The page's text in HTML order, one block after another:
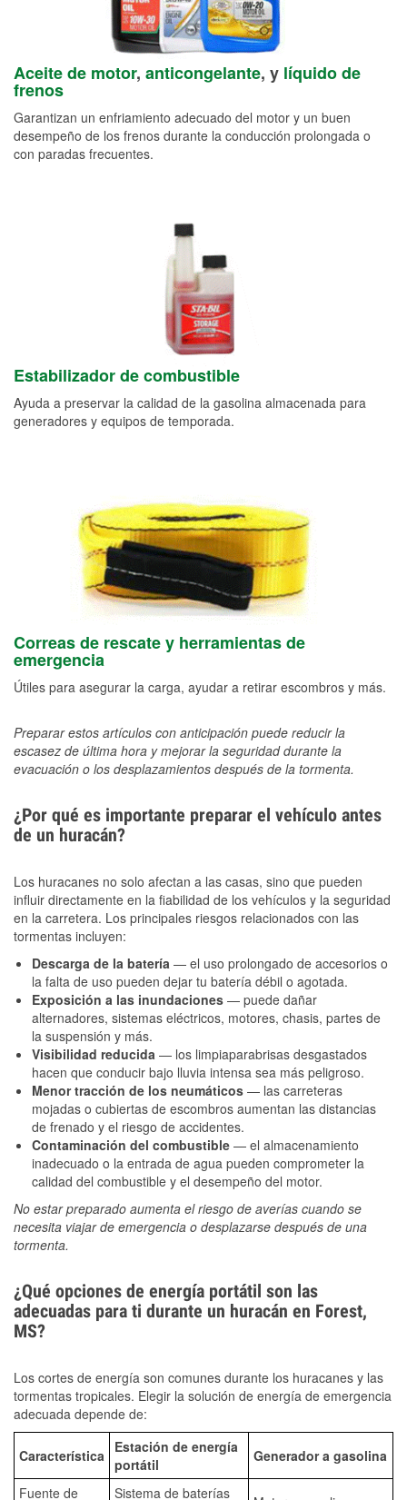
Aceite de motor, anticongelante, y líquido de
frenos
Garantizan un enfriamiento adecuado del motor y un buen
desempeño de los frenos durante la conducción prolongada o
con paradas frecuentes.
Estabilizador de combustible
Ayuda a preservar la calidad de la gasolina almacenada para
generadores y equipos de temporada.
Correas de rescate y herramientas de
emergencia
Útiles para asegurar la carga, ayudar a retirar escombros y más.
Preparar estos artículos con anticipación puede reducir la
escasez de última hora y mejorar la seguridad durante la
evacuación o los desplazamientos después de la tormenta.
¿Por qué es importante preparar el vehículo antes
de un huracán?
Los huracanes no solo afectan a las casas, sino que pueden
influir directamente en la fiabilidad de los vehículos y la seguridad
en la carretera. Los principales riesgos relacionados con las
tormentas incluyen:
Descarga de la batería — el uso prolongado de accesorios o
la falta de uso pueden dejar tu batería débil o agotada.
Exposición a las inundaciones — puede dañar
alternadores, sistemas eléctricos, motores, chasis, partes de
la suspensión y más.
Visibilidad reducida — los limpiaparabrisas desgastados
hacen que conducir bajo lluvia intensa sea más peligroso.
Menor tracción de los neumáticos — las carreteras
mojadas o cubiertas de escombros aumentan las distancias
de frenado y el riesgo de accidentes.
Contaminación del combustible — el almacenamiento
inadecuado o la entrada de agua pueden comprometer la
calidad del combustible y el desempeño del motor.
No estar preparado aumenta el riesgo de averías cuando se
necesita viajar de emergencia o desplazarse después de una
tormenta.
¿Qué opciones de energía portátil son las
adecuadas para ti durante un huracán en Forest,
MS?
Los cortes de energía son comunes durante los huracanes y las
tormentas tropicales. Elegir la solución de energía de emergencia
adecuada depende de:
Característica
Estación de energía
portátil
Generador a gasolina
Fuente de Sistema de baterías